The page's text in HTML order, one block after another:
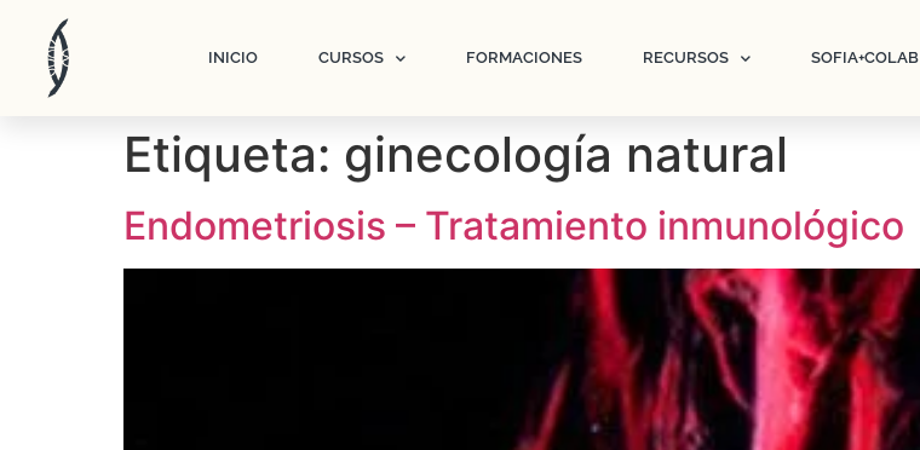
INICIO CURSOS FORMACIONES RECURSOS SOFIA+COLAB
Etiqueta: ginecología natural
Endometriosis – Tratamiento inmunológico